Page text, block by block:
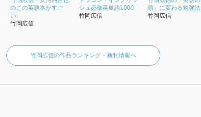
のこの英語本がすご
い!
竹岡広信
シュ必修英単語1000
竹岡広信
頭」に変わる勉強法
竹岡広信
竹岡広信の作品ランキング・新刊情報へ